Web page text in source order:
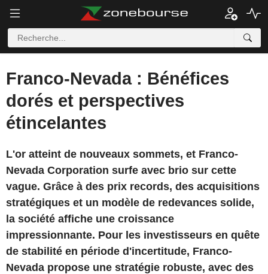
Franco-Nevada : Bénéfices
dorés et perspectives
étincelantes
L'or atteint de nouveaux sommets, et Franco-
Nevada Corporation surfe avec brio sur cette
vague. Grâce à des prix records, des acquisitions
stratégiques et un modèle de redevances solide,
la société affiche une croissance
impressionnante. Pour les investisseurs en quête
de stabilité en période d'incertitude, Franco-
Nevada propose une stratégie robuste, avec des